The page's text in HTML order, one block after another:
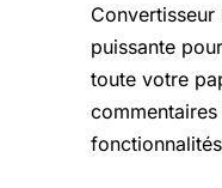
Convertisseur
puissante
toute votre